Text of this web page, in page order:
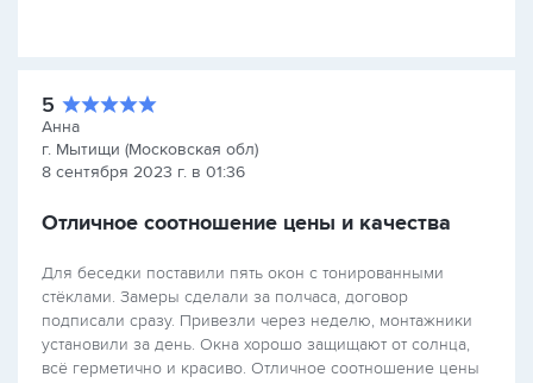
5
Анна
г. Мытищи (Московская обл)
8 сентября 2023 г. в 01:36
Отличное соотношение цены и качества
Для беседки поставили пять окон с тонированными
стёклами. Замеры сделали за полчаса, договор
подписали сразу. Привезли через неделю, монтажники
установили за день. Окна хорошо защищают от солнца,
всё герметично и красиво. Отличное соотношение цены